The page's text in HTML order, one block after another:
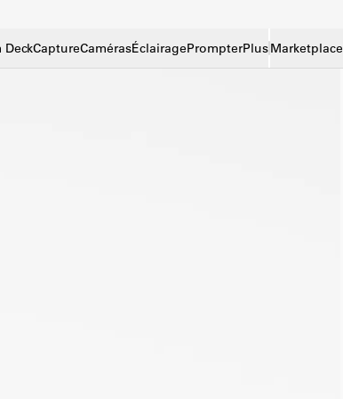
DeckCaptureCamérasÉclairagePrompterPlusMarketplace